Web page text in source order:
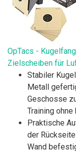
OpTacs -
Zielscheiben für
Stabiler
Metall
Geschosse
Training
Praktische
der
Wand